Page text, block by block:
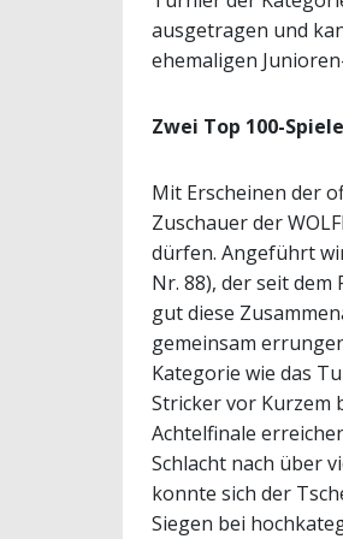
ausgetragen und
ehemaligen
Zwei Top 100-
Mit Erscheinen der
Zuschauer der
dürfen. Angeführt
Nr. 88), der seit
gut diese
gemeinsam
Kategorie wie das
Stricker vor Kurzem
Achtelfinale
Schlacht nach über
konnte sich der
Siegen bei